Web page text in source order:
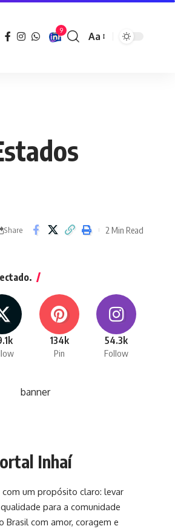
9
Font
Aa
Share 2 Min Read
134k
Pin
54.3k
Follow
Inhaí
com um propósito claro: levar
para a comunidade
Brasil com amor, coragem e